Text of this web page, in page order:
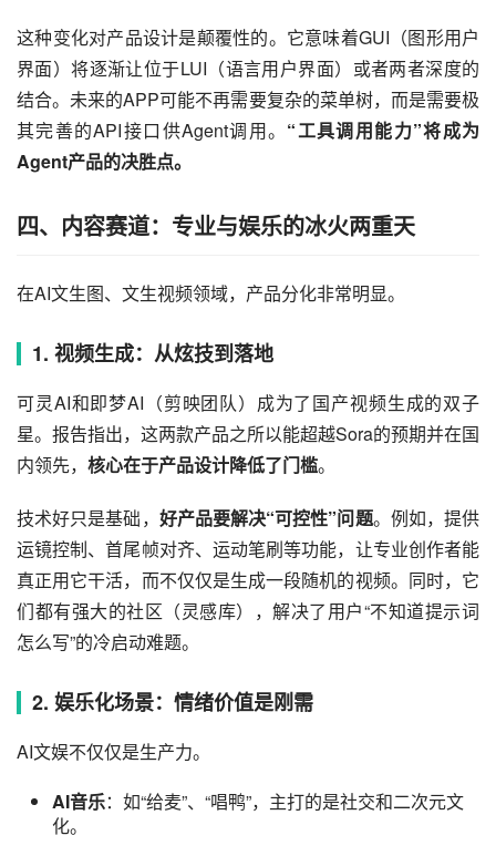
这种变化对产品设计是颠覆性的。它意味着GUI（图形用户
界面）将逐渐让位于LUI（语言用户界面）或者两者深度的
结合。未来的APP可能不再需要复杂的菜单树，而是需要极
其完善的API接口供Agent调用。 “工具调用能力”将成为
Agent产品的决胜点。
四、内容赛道：专业与娱乐的冰火两重天
在AI文生图、文生视频领域，产品分化非常明显。
1. 视频生成：从炫技到落地
可灵AI和即梦AI（剪映团队）成为了国产视频生成的双子
星。报告指出，这两款产品之所以能超越Sora的预期并在国
内领先， 核心在于产品设计降低了门槛。
技术好只是基础， 好产品要解决“可控性”问题。例如，提供
运镜控制、首尾帧对齐、运动笔刷等功能，让专业创作者能
真正用它干活，而不仅仅是生成一段随机的视频。同时，它
们都有强大的社区（灵感库），解决了用户“不知道提示词
怎么写”的冷启动难题。
2. 娱乐化场景：情绪价值是刚需
AI文娱不仅仅是生产力。
AI音乐：如“给麦”、“唱鸭”，主打的是社交和二次元文
化。